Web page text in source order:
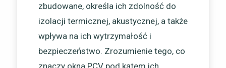
zbudowane, określa ich zdolność do
izolacji termicznej, akustycznej, a także
wpływa na ich wytrzymałość i
bezpieczeństwo. Zrozumienie tego, co
znaczy okna PCV pod kątem ich